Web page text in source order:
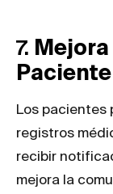
7.
Paciente
Los pacientes
registros
recibir
mejora la